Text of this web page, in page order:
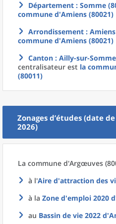
Département : Somme
commune d'Amiens (80021)
Arrondissement :
commune d'Amiens (80021)
Canton : Ailly-sur-
centralisateur est la
(80011)
Zonages d’études (date
2026)
La commune d'Argœuves
à l'Aire d'attraction des
à la Zone d'emploi 2020
au Bassin de vie 2022 d'